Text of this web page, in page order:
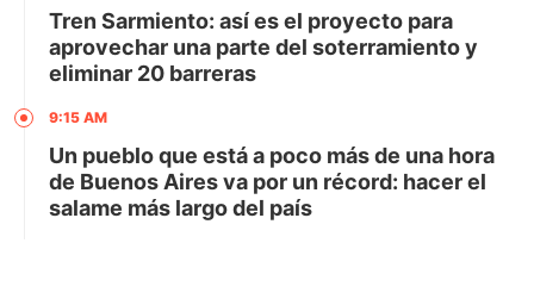
Tren Sarmiento: así es el proyecto para
aprovechar una parte del soterramiento y
eliminar 20 barreras
9:15 AM
Un pueblo que está a poco más de una hora
de Buenos Aires va por un récord: hacer el
salame más largo del país